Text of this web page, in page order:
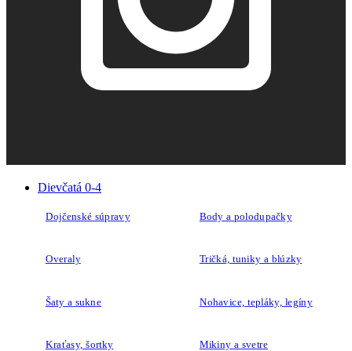
Dievčatá 0-4
Dojčenské súpravy Body a polodupačky
Overaly Tričká, tuniky a blúzky
Šaty a sukne Nohavice, tepláky, legíny
Kraťasy, šortky Mikiny a svetre